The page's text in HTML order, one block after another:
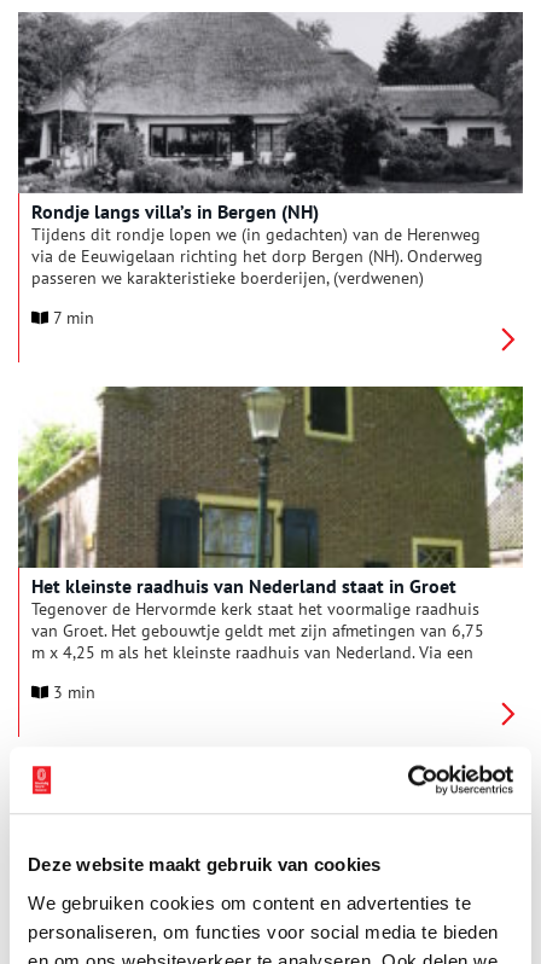
Deze website maakt gebruik van cookies
We gebruiken cookies om content en advertenties te
personaliseren, om functies voor social media te bieden
Rondje langs villa’s in Bergen (NH)
Tijdens dit rondje lopen we (in gedachten) van de Herenweg
via de Eeuwigelaan richting het dorp Bergen (NH). Onderweg
passeren we karakteristieke boerderijen, (verdwenen)
7 min
Het kleinste raadhuis van Nederland staat in Groet
Tegenover de Hervormde kerk staat het voormalige raadhuis
van Groet. Het gebouwtje geldt met zijn afmetingen van 6,75
m x 4,25 m als het kleinste raadhuis van Nederland. Via een
worden bereikt. Dit deel is in later tijd aangebouwd en diende
3 min